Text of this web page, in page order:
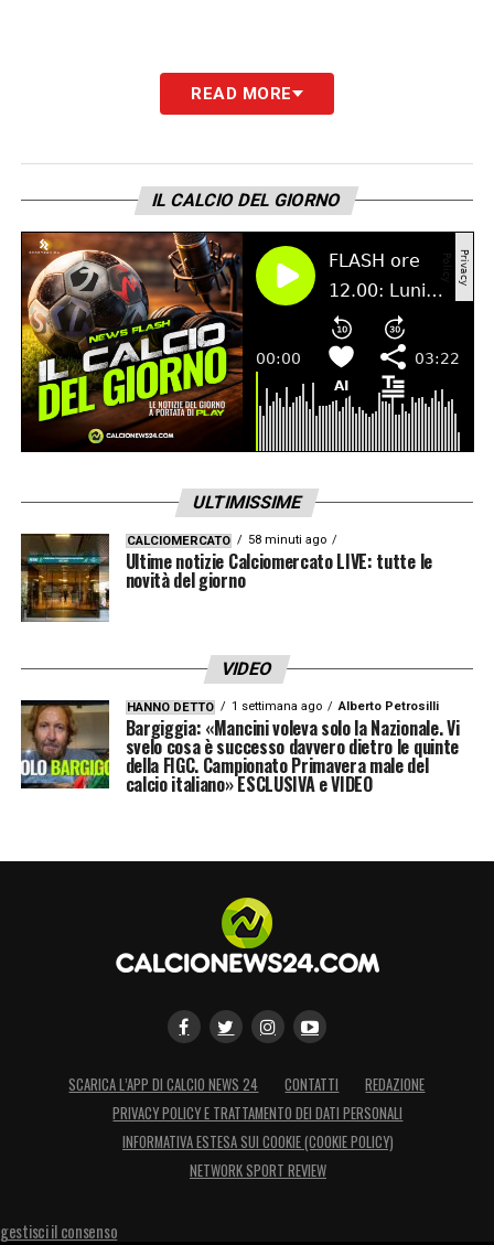
READ MORE
IL CALCIO DEL GIORNO
ULTIMISSIME
CALCIOMERCATO 58 minuti ago
Ultime notizie Calciomercato LIVE: tutte le
novità del giorno
VIDEO
HANNO DETTO 1 settimana ago Alberto Petrosilli
Bargiggia: «Mancini voleva solo la Nazionale. Vi
svelo cosa è successo davvero dietro le quinte
della FIGC. Campionato Primavera male del
calcio italiano» ESCLUSIVA e VIDEO
SCARICA L’APP DI CALCIO NEWS 24 CONTATTI
REDAZIONE
PRIVACY POLICY E TRATTAMENTO DEI DATI PERSONALI
INFORMATIVA ESTESA SUI COOKIE (COOKIE POLICY)
NETWORK SPORT REVIEW
gestisci il consenso